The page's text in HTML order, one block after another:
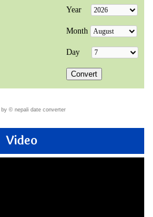
by © nepali date converter
Video